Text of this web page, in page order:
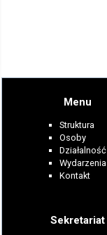
Menu
Struktura
Osoby
Działalność
Wydarzenia
Kontakt
Sekretariat